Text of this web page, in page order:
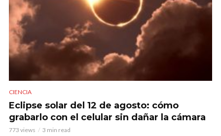
CIENCIA
Eclipse solar del 12 de agosto: cómo
grabarlo con el celular sin dañar la cámara
773 views 3 min read